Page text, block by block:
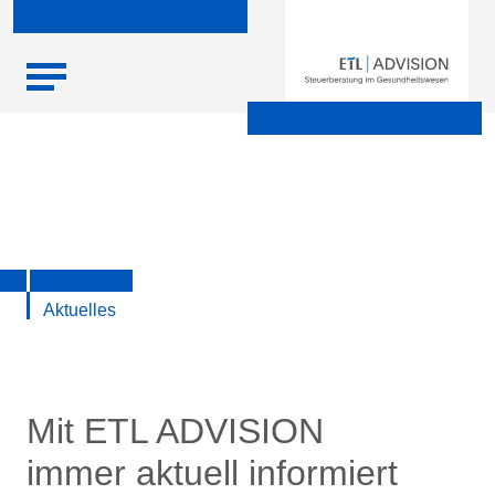
Skip
content
Finanzen
Aktuelles
Mit ETL ADVISION
immer aktuell informiert